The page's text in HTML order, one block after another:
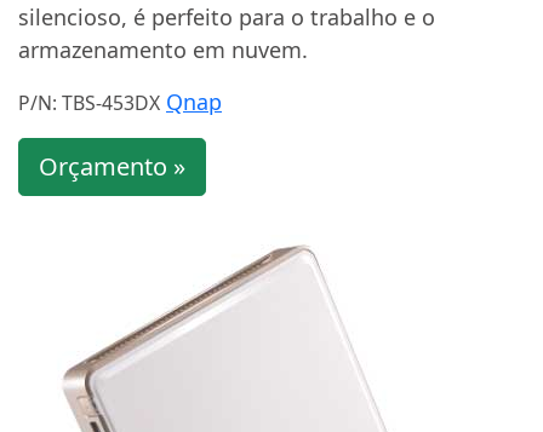
silencioso, é perfeito para o trabalho e o
armazenamento em nuvem.
P/N: TBS-453DX Qnap
Orçamento »